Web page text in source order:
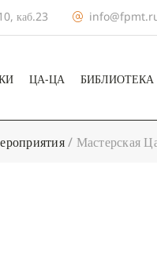
каб.23
ЦА-ЦА БИБЛИОТЕКА
/ Мастерская